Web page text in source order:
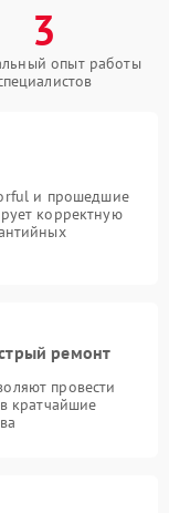
3
опыт работы
и прошедшие
корректную
ремонт
провести
кратчайшие